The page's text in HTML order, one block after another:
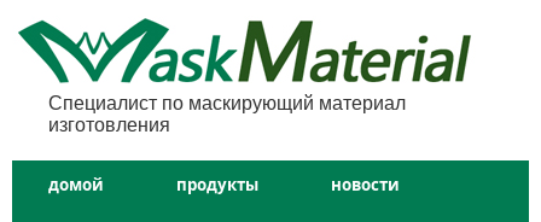
Специалист по маскирующий материал
изготовления
домой продукты новости